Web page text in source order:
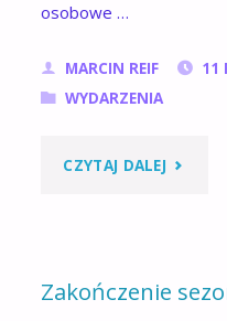
osobowe …
MARCIN REIF
11
WYDARZENIA
CZYTAJ DALEJ "CO
Zakończenie